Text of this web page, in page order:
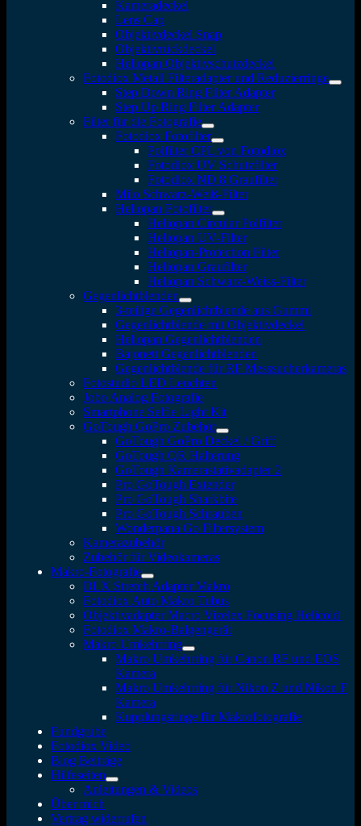
Kameradeckel
Lens Cap
Objektivdeckel Snap
Objektivrückdeckel
Heliopan Objektivschutzdeckel
Fotodiox Metall Filteradapter und Reduzierringe
Step Down Ring Filter Adapter
Step Up Ring Filter Adapter
Filter für die Fotografie
Fotodiox Fotofilter
Polfilter CPL von Fotodiox
Fotodiox UV Schutzfilter
Fotodiox ND 8 Graufilter
Milo Schwarz-Weiß-Filter
Heliopan Fotofilter
Heliopan Circular Polfilter
Heliopan UV-Filter
Heliopan-Protection Filter
Heliopan Graufilter
Heliopan Schwarz-Weiss-Filter
Gegenlichtblenden
3-teilige Gegenlichtblende aus Gummi
Gegenlichtblende mit Objektivdeckel
Heliopan Gegenlichtblenden
Bajonett Gegenlichtblenden
Gegenlichtblende für RF Messsucherkameras
Fotostudio LED Leuchten
Jobo Analog Fotografie
Smartphone Selfie Light Kit
GoTough GoPro Zubehör
GoTough GoPro Deckel / Griff
GoTough QR Halterung
GoTough Kamerastativadapter 2
Pro GoTough Extender
Pro GoTough Sharkbite
Pro GoTough Schrauben
Wonderpana Go Filtersystem
Kamerazubehör
Zubehör für Videokameras
Makro-Fotografie
DLX Stretch Adapter Makro
Fotodiox Auto Makro Tubus
Objektivadapter Macro Vizelex Focusing Helicoid
Fotodiox Makro-Balgengerät
Makro Umkehrring
Makro Umkehrring für Canon RF und EOS
Kamera
Makro Umkehrring für Nikon Z und Nikon F
Kamera
Kupplungsringe für Makrofotografie
Fundgrube
Fotodiox Video
Blog Beiträge
Hilfeseiten
Anleitungen & Videos
Über mich
Vertrag widerrufen